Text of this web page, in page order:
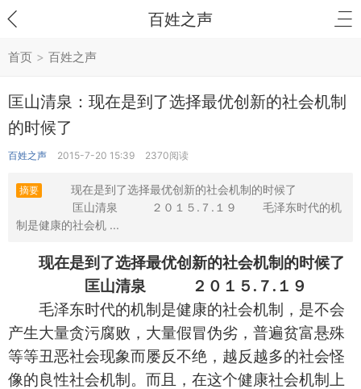
百姓之声
首页 > 百姓之声
匡山清泉：现在是到了选择最优创新的社会机制
的时候了
百姓之声 2015-7-20 15:39 2370阅读
摘要
现在是到了选择最优创新的社会机制的时候了
匡山清泉 ２０１５.７.１９ 毛泽东时代的机
制是健康的社会机 ...
现在是到了选择最优创新的社会机制的时候了
匡山清泉 ２０１５.７.１９
毛泽东时代的机制是健康的社会机制，是不会
产生大量贪污腐败，大量假冒伪劣，普遍贫富悬殊
等等丑恶社会现象而屡反不绝，越反越多的社会怪
像的良性社会机制。而且，在这个健康社会机制上